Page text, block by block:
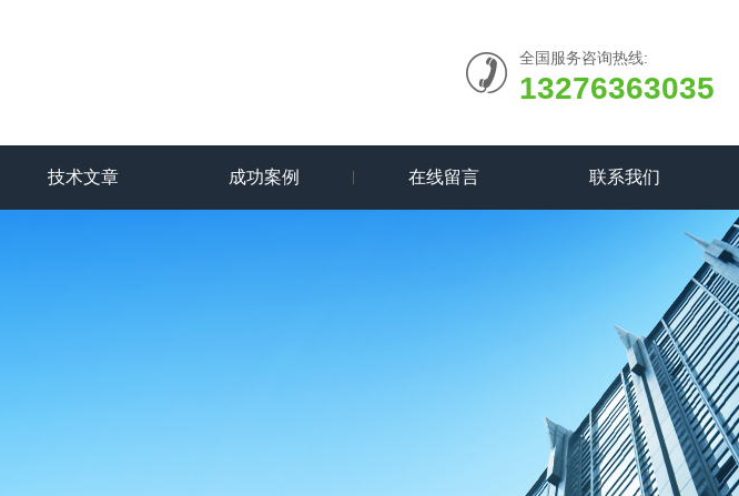
全国服务咨询热线:
13276363035
技术文章 成功案例 在线留言 联系我们